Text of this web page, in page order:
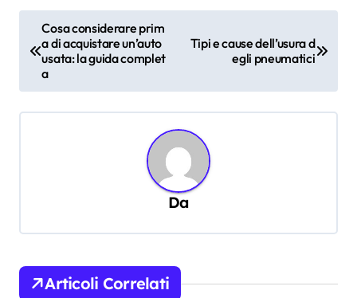
a
o
Cosa considerare prim
a di acquistare un’auto
usata: la guida complet
a
Tipi e cause dell’usura d
egli pneumatici
Da
Articoli Correlati